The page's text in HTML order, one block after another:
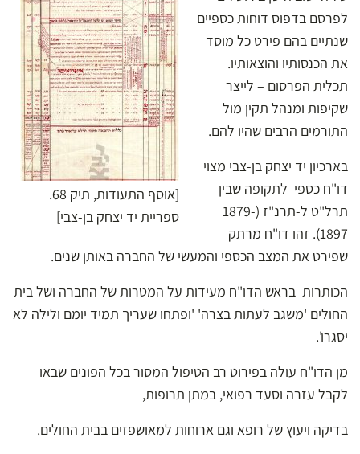
[אוסף התעודות, תיק 68.
ספריית יד יצחק בן-צבי]
לפרסם בדפוס דוחות כספיים
שנתיים בהם פירט כל מוסד
את הכנסותיו והוצאותיו.
תכלית הפרסום – לייצר
שקיפות ומנהל תקין מול
התורמים הרבים שהיו להם.
בארכיון יד יצחק בן-צבי מצוי
דו"ח כספי לתקופה שבין
תרל"ט ל-תרנ"ז (1879-
1897). זהו דו"ח מרתק
שפירט את המצב הכספי והמעשי של החברה באותן שנים.
הכותרות בראש הדו"ח מעידות על המטרות של החברה ושל בית
החולים 'משגב לעתות בצרה' 'ופתחו שעריך תמיד יומם ולילה לא
יסגרו'.
מן הדו"ח עולה בפירוט רב הטיפול המסור בכל הפונים שבאו
לקבל עזרה וסעד רפואי, במתן תרופות,
בדיקה ויעוץ של רופא וגם ארוחות למאושפזים בבית החולים.